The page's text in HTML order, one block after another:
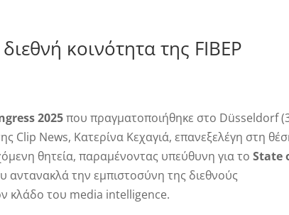
κοινότητα της FIBEP
2025που πραγματοποιήθηκε στο Düsseldorf
Clip News, Κατερίνα Κεχαγιά, επανεξελέγη στη
θητεία, παραμένοντας υπεύθυνη για τοState
αντανακλά την εμπιστοσύνη της διεθνούς
κλάδο του media intelligence.